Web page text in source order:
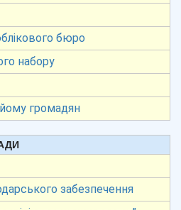
бюро
набору
громадян
забезпечення